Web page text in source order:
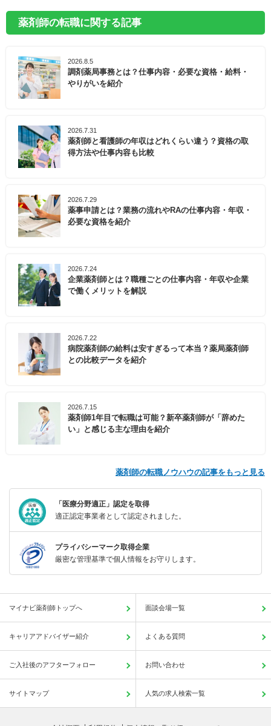
薬剤師の転職に関する記事
2026.8.5
調剤薬局事務とは？仕事内容・必要な資格・給料・
やりがいを紹介
2026.7.31
薬剤師と看護師の年収はどれくらい違う？資格の取
得方法や仕事内容も比較
2026.7.29
薬事申請とは？業務の流れやRAの仕事内容・年収・
必要な資格を紹介
2026.7.24
企業薬剤師とは？職種ごとの仕事内容・年収や企業
で働くメリットを解説
2026.7.22
病院薬剤師の給料は安すぎるって本当？薬局薬剤師
との比較データを紹介
2026.7.15
薬剤師1年目で転職は可能？新卒薬剤師が「辞めた
い」と感じる主な理由を紹介
薬剤師の転職ノウハウの記事をもっと見る
「医療分野適正」認定を取得
適正認定事業者として認定されました。
プライバシーマーク取得企業
厳密な管理基準で個人情報をお守りします。
マイナビ薬剤師トップへ 面談会場一覧
キャリアアドバイザー紹介 よくある質問
ご入社後のアフターフォロー お問い合わせ
サイトマップ 人気の求人検索一覧